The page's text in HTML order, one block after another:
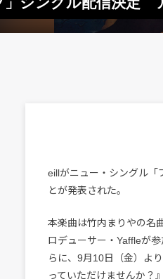
eillがニュー・シングル「
とが発表された。
本楽曲は竹内まりやの名
ロデューサー・Yaffleが
らに、9月10日（金）よ
っていただけませんか？